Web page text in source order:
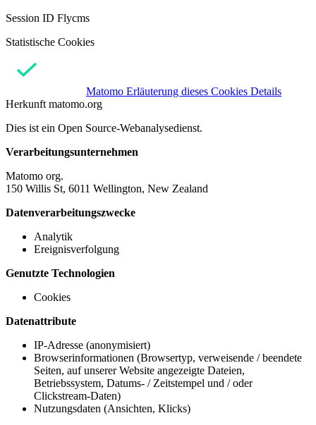
Session ID Flycms
Statistische Cookies
Matomo Erläuterung dieses Cookies Details
Herkunft matomo.org
Dies ist ein Open Source-Webanalysedienst.
Verarbeitungsunternehmen
Matomo org.
150 Willis St, 6011 Wellington, New Zealand
Datenverarbeitungszwecke
Analytik
Ereignisverfolgung
Genutzte Technologien
Cookies
Datenattribute
IP-Adresse (anonymisiert)
Browserinformationen (Browsertyp, verweisende / beendete
Seiten, auf unserer Website angezeigte Dateien,
Betriebssystem, Datums- / Zeitstempel und / oder
Clickstream-Daten)
Nutzungsdaten (Ansichten, Klicks)